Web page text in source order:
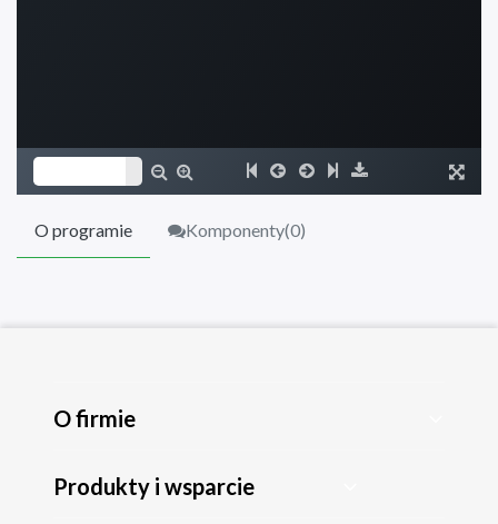
O programie Komponenty(0)
O firmie
Produkty i wsparcie